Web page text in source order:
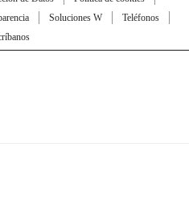
Soluciones W
Teléfonos